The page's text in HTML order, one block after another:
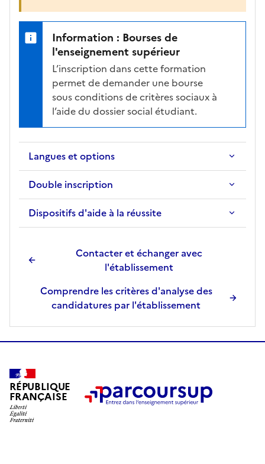
o
r
a
f
f
i
c
h
e
l
f
c
e
l
a
f
o
t
Information : Bourses de
l'enseignement supérieur
L’inscription dans cette formation
permet de demander une bourse
sous conditions de critères sociaux à
l’aide du dossier social étudiant.
Langues et options
Double inscription
Dispositifs d'aide à la réussite
Contacter et échanger avec
l'établissement
Comprendre les critères d'analyse des
candidatures par l'établissement
RÉPUBLIQUE
FRANÇAISE